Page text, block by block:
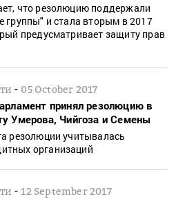
что резолюцию поддержали
группы" и стала вторым в 2017
предусматривает защиту прав
- 05 October 2017
принял резолюцию в
Умерова, Чийгоза и Семены
резолюции учитывалась
организаций
-12 September 2017